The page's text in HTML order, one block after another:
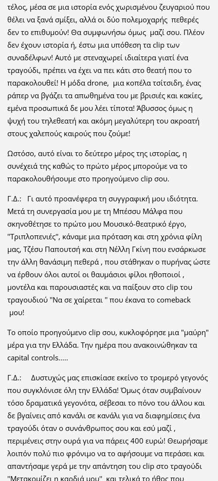
τέλος, μέσα σε μια ιστορία ενός χωρισμένου ζευγαριού που
θέλει να ξανά σμίξει, αλλά οι δύο πολεμοχαρής πεθερές
δεν το επιθυμούν! Θα συμφωνήσω όμως μαζί σου. Πλέον
δεν έχουν ιστορία ή, έστω μια υπόθεση τα clip των
συναδέλφων! Αυτό με στεναχωρεί ιδιαίτερα γιατί ένα
τραγούδι, πρέπει να έχει να πει κάτι στο θεατή που το
παρακολουθεί! Η μόδα drone, μια κοπέλα τσίτσιδη, ένας
ράπερ να βγάζει τα απωθημένα του με βρισιές και κακίες,
εμένα προσωπικά δε μου λέει τίποτα! Άβυσσος όμως η
ψυχή του τηλεθεατή και ακόμη μεγαλύτερη του ακροατή
στους χαλεπούς καιρούς που ζούμε!
Ωστόσο, αυτό είναι το δεύτερο μέρος της ιστορίας, η
συνέχειά της καθώς το πρώτο μέρος μπορούμε να το
παρακολουθήσουμε στο προηγούμενο clip σου.
Γ.Δ.: Γι αυτό προανέφερα τη συγγραφική μου ιδιότητα.
Μετά τη συνεργασία μου με τη Μπέσσυ Μάλφα που
σκηνοθέτησε το πρώτο μου Μουσικό-θεατρικό έργο,
''Τριπλοπενιές'', κάναμε μια πρόταση και στη χρόνια φίλη
μας, Τζέσυ Παπουτσή και στη Νέλλη Γκίνη που ενσάρκωσε
την άλλη θανάσιμη πεθερά , που στάθηκαν ο πυρήνας ώστε
να έρθουν όλοι αυτοί οι θαυμάσιοι φίλοι ηθοποιοί ,
μοντέλα και παρουσιαστές και να παίξουν στο clip του
τραγουδιού ''Να σε χαίρεται '' που έκανα το comeback
μου!
Το οποίο προηγούμενο clip σου, κυκλοφόρησε μια "μαύρη"
μέρα για την Ελλάδα. Την ημέρα που ανακοινώθηκαν τα
capital controls.....
Γ.Δ.: Δυστυχώς μας επισκίασε εκείνο το τρομερό γεγονός
που συγκλόνισε όλη την Ελλάδα! Όμως όταν συμβαίνουν
τόσο δραματικά γεγονότα, σέβεσαι το πόνο του άλλου και
δε βγαίνεις από κανάλι σε κανάλι για να διαφημίσεις ένα
τραγούδι όταν ο συνάνθρωπος σου και εσύ μαζί ,
περιμένεις στην ουρά για να πάρεις 400 ευρώ! Θεωρήσαμε
λοιπόν πολύ πιο φρόνιμο να το αφήσουμε να περάσει και
απαντήσαμε γερά με την απάντηση του clip στο τραγούδι
''Μετακομίζει η καρδιά μου'' και τελικά το ήθος που